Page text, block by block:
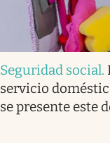
Seguridad social.
servicio
se presente este